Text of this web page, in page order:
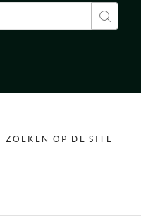
ZOEKEN OP DE SITE